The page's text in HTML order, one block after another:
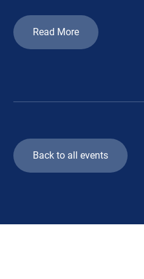
Read More
Back to all events